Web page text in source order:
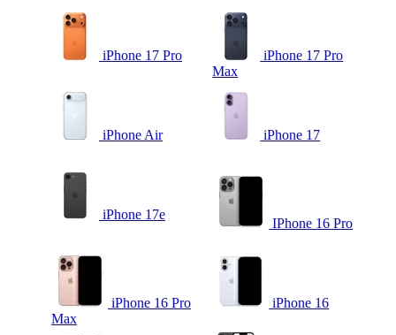
iPhone 17 Pro
iPhone 17 Pro
Max
iPhone Air iPhone 17
iPhone 17e
IPhone 16 Pro
iPhone 16 Pro
Max
iPhone 16